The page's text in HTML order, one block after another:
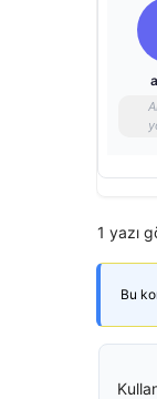
1 yazı
Bu